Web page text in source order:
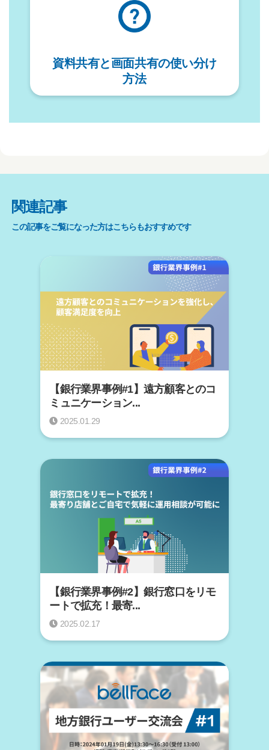
資料共有と画面共有の使い分け
方法
関連記事
この記事をご覧になった方はこちらもおすすめです
【銀行業界事例#1】遠方顧客とのコ
ミュニケーション...
2025.01.29
【銀行業界事例#2】銀行窓口をリモ
ートで拡充！最寄...
2025.02.17